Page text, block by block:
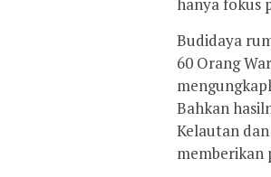
Budidaya
60 Orang
Bahkan
Kelautan
memberikan